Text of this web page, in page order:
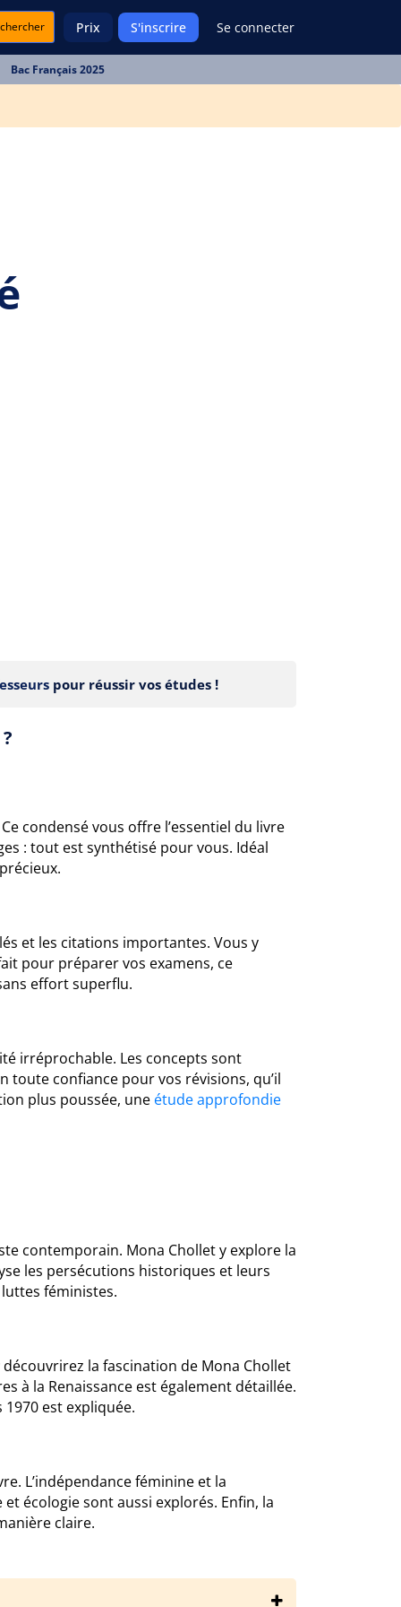
Prix S'inscrire Se connecter
Bac Français 2025
pour réussir vos études !
condensé vous offre l’essentiel du livre
: tout est synthétisé pour vous. Idéal
et les citations importantes. Vous y
pour préparer vos examens, ce
effort superflu.
irréprochable. Les concepts sont
toute confiance pour vos révisions, qu’il
plus poussée, une étude approfondie
contemporain. Mona Chollet y explore la
les persécutions historiques et leurs
féministes.
la fascination de Mona Chollet
à la Renaissance est également détaillée.
est expliquée.
L’indépendance féminine et la
écologie sont aussi explorés. Enfin, la
claire.